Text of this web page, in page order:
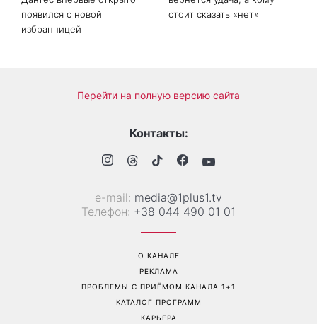
появился с новой
избранницей
стоит сказать «нет»
Перейти на полную версию сайта
Контакты:
е-mail: media@1plus1.tv
Телефон: +38 044 490 01 01
О КАНАЛЕ
РЕКЛАМА
ПРОБЛЕМЫ С ПРИЁМОМ КАНАЛА 1+1
КАТАЛОГ ПРОГРАММ
КАРЬЕРА